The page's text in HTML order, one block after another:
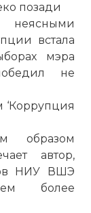
позади
встала
мэра
не
‘Коррупция
образом
автор,
НИУ ВШЭ
более